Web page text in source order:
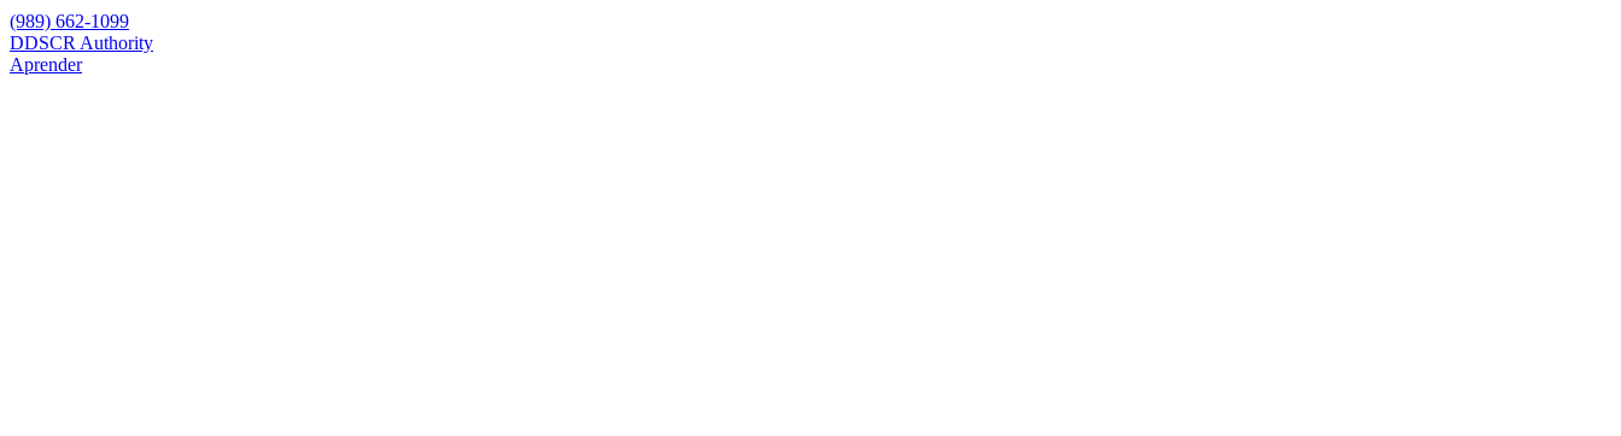
(989) 662-1099
DDSCR Authority
Aprender